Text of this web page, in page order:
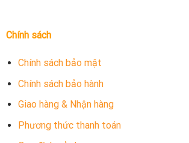
Chính sách
Chính sách bảo mật
Chính sách bảo hành
Giao hàng & Nhận hàng
Phương thức thanh toán